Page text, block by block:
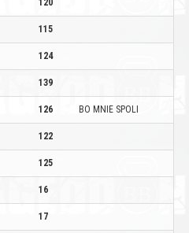
120
115
124
139
126 BO MNIE SPOLI
122
125
16
17